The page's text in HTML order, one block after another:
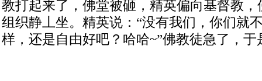
教打起来了，佛堂被砸，精英偏向基督教
组织静丄坐。精英说：“没有我们，你们就
样，还是自由好吧？哈哈~”佛教徒急了，